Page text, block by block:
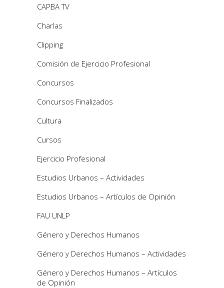
CAPBA TV
Charlas
Clipping
Comisión de Ejercicio Profesional
Concursos
Concursos Finalizados
Cultura
Cursos
Ejercicio Profesional
Estudios Urbanos – Actividades
Estudios Urbanos – Artículos de Opinión
FAU UNLP
Género y Derechos Humanos
Género y Derechos Humanos – Actividades
Género y Derechos Humanos – Artículos
de Opinión